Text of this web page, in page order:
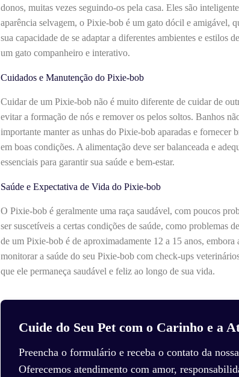
donos, muitas vezes seguindo-os pela casa. Eles são
aparência selvagem, o Pixie-bob é um gato dócil e amigável,
sua capacidade de se adaptar a diferentes ambientes e
um gato companheiro e interativo.
Cuidados e Manutenção do Pixie-bob
Cuidar de um Pixie-bob não é muito diferente de cuidar de
evitar a formação de nós e remover os pelos soltos. Banhos
importante manter as unhas do Pixie-bob aparadas e fornecer
em boas condições. A alimentação deve ser balanceada e
essenciais para garantir sua saúde e bem-estar.
Saúde e Expectativa de Vida do Pixie-bob
O Pixie-bob é geralmente uma raça saudável, com poucos
ser suscetíveis a certas condições de saúde, como problemas
de um Pixie-bob é de aproximadamente 12 a 15 anos,
monitorar a saúde do seu Pixie-bob com check-ups
que ele permaneça saudável e feliz ao longo de sua vida.
Cuide do Seu Pet com o Carinho e a
Preencha o formulário e receba o contato da
Oferecemos atendimento com amor,